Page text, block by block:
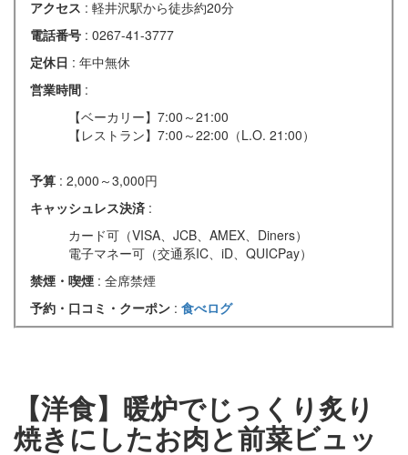
アクセス : 軽井沢駅から徒歩約20分
電話番号 : 0267-41-3777
定休日 : 年中無休
営業時間 :
【ベーカリー】7:00～21:00
【レストラン】7:00～22:00（L.O. 21:00）
予算 : 2,000～3,000円
キャッシュレス決済 :
カード可（VISA、JCB、AMEX、Diners）
電子マネー可（交通系IC、iD、QUICPay）
禁煙・喫煙 : 全席禁煙
予約・口コミ・クーポン : 食べログ
【洋食】暖炉でじっくり炙り
焼きにしたお肉と前菜ビュッ